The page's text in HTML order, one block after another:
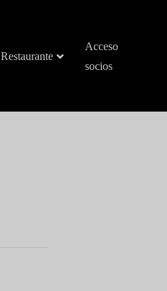
Restaurante
Acceso
socios